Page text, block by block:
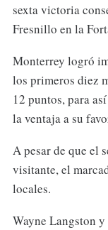
sexta victoria
Fresnillo en la
Monterrey logró
los primeros diez
12 puntos, para
la ventaja a su
A pesar de que el
visitante, el
locales.
Wayne Langston